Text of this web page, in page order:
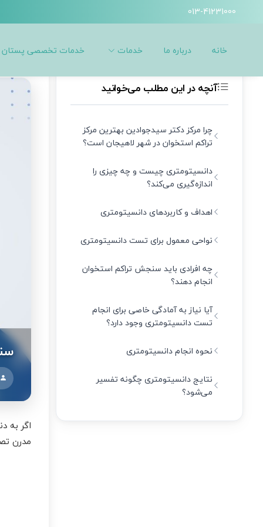
013-41231000
خانه درباره ما خدمات خدمات تخصصی پستان
دکتر سیده آمنه سید جوادین
اگر به
مدرن
آنچه در این مطلب می‌خوانید
چرا مرکز دکتر سیدجوادین بهترین مرکز
تراکم استخوان در شهر لاهیجان است؟
دانسیتومتری چیست و چه چیزی را
اندازه‌گیری می‌کند؟
اهداف و کاربردهای دانسیتومتری
نواحی معمول برای تست دانسیتومتری
چه افرادی باید سنجش تراکم استخوان
انجام دهند؟
آیا نیاز به آمادگی خاصی برای انجام
تست دانسیتومتری وجود دارد؟
نحوه انجام دانسیتومتری
نتایج دانسیتومتری چگونه تفسیر
می‌شود؟